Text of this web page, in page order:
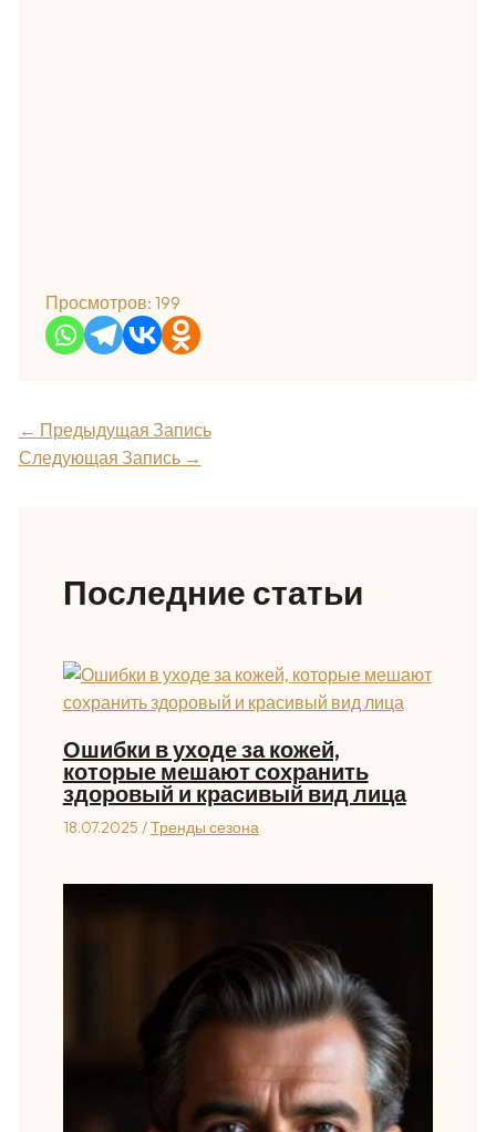
Просмотров: 199
← Предыдущая Запись
Следующая Запись →
Последние статьи
Ошибки в уходе за кожей,
которые мешают сохранить
здоровый и красивый вид лица
18.07.2025 /Тренды сезона